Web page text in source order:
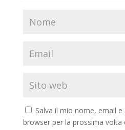
Salva il mio nome, email
browser per la prossima volta